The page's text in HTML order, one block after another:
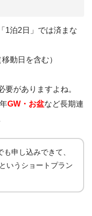
1泊2日」では済まな
動日を含む）
要がありますよね。
GW・お盆など長期連
申し込みできて、
というショートプラン